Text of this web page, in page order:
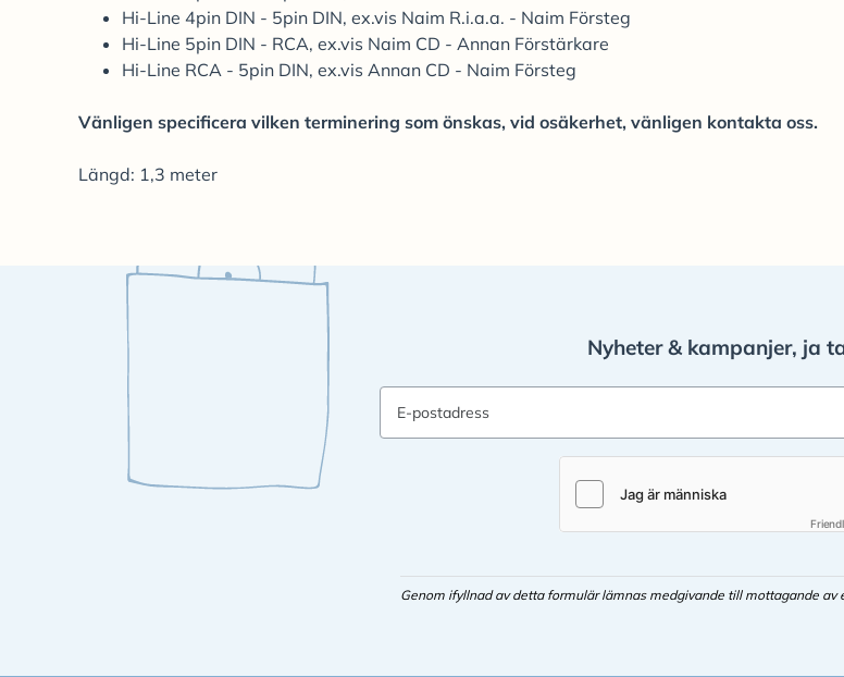
Hi-Line 4pin DIN - 5pin DIN, ex.vis Naim R.i.a.a. - Naim Försteg
Hi-Line 5pin DIN - RCA, ex.vis Naim CD - Annan Förstärkare
Hi-Line RCA - 5pin DIN, ex.vis Annan CD - Naim Försteg
Vänligen specificera vilken terminering som önskas, vid osäkerhet, vänligen kontakta oss.
Längd: 1,3 meter
Nyheter & kampanjer, ja
E-postadress
Genom ifyllnad av detta formulär lämnas medgivande till mottagande